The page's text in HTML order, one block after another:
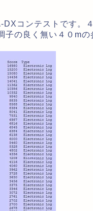
コンテストです。
子の良く無い４０m